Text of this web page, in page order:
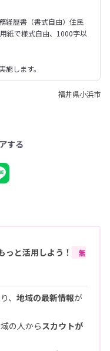
経歴書（書式自由）住民
紙で様式自由、1000字以
します。
福井県小浜市
する
っと活用しよう！
無
、 地域の最新情報が
の人からスカウトが